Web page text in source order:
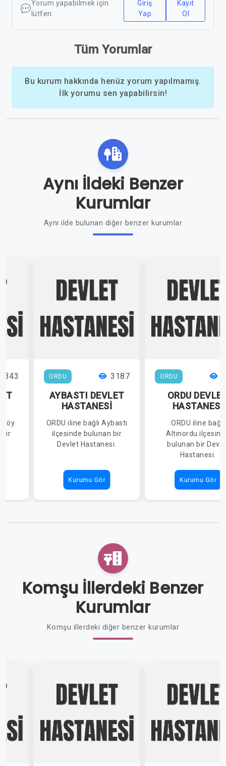
Yorum yapabilmek için
lütfen:
Giriş
Yap
Kayıt
Ol
Tüm Yorumlar
Bu kurum hakkında henüz yorum yapılmamış.
İlk yorumu sen yapabilirsin!
Aynı İldeki Benzer
Kurumlar
Aynı ilde bulunan diğer benzer kurumlar
bir
ORDU 3187
AYBASTI DEVLET
HASTANESİ
ORDU iline bağlı Aybastı
ilçesinde bulunan bir
Devlet Hastanesi.
Kurumu Gör
ORDU
ORDU
HASTANESİ
ORDU iline bağlı
Altınordu
bulunan bir
Hastanesi.
Kurumu Gör
Komşu İllerdeki Benzer
Kurumlar
Komşu illerdeki diğer benzer kurumlar